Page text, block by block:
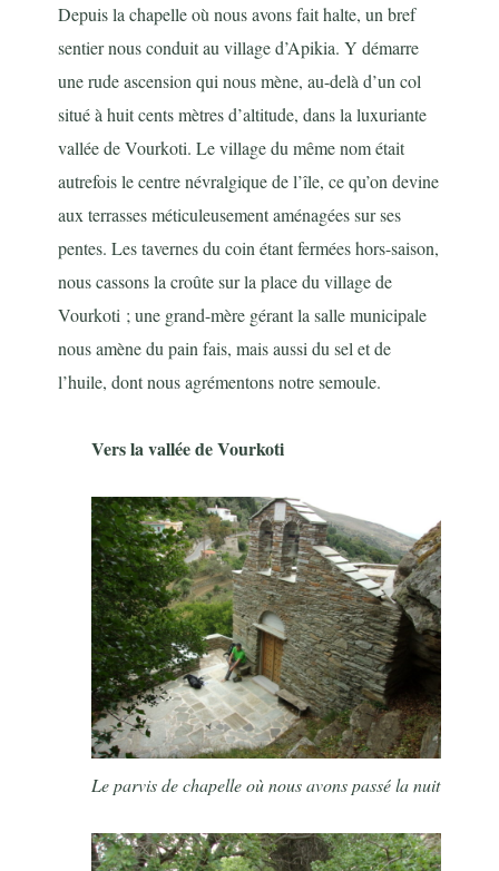
Depuis la chapelle où nous avons fait halte, un bref
sentier nous conduit au village d’Apikia. Y démarre
une rude ascension qui nous mène, au-delà d’un col
situé à huit cents mètres d’altitude, dans la luxuriante
vallée de Vourkoti. Le village du même nom était
autrefois le centre névralgique de l’île, ce qu’on devine
aux terrasses méticuleusement aménagées sur ses
pentes. Les tavernes du coin étant fermées hors-saison,
nous cassons la croûte sur la place du village de
Vourkoti ; une grand-mère gérant la salle municipale
nous amène du pain fais, mais aussi du sel et de
l’huile, dont nous agrémentons notre semoule.
Vers la vallée de Vourkoti
Le parvis de chapelle où nous avons passé la nuit